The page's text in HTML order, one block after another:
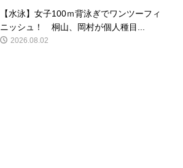
【水泳】女子100ｍ背泳ぎでワンツーフィ
ニッシュ！ 桐山、岡村が個人種目...
2026.08.02